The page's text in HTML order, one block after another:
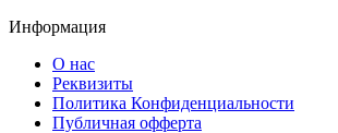
Информация
О нас
Реквизиты
Политика Конфиденциальности
Публичная офферта